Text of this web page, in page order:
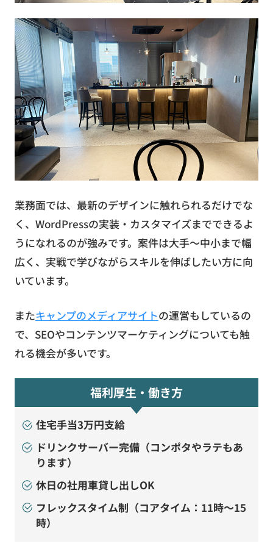
業務面では、最新のデザインに触れられるだけでな
く、WordPressの実装・カスタマイズまでできるよ
うになれるのが強みです。案件は大手〜中小まで幅
広く、実戦で学びながらスキルを伸ばしたい方に向
いています。
またキャンプのメディアサイトの運営もしているの
で、SEOやコンテンツマーケティングについても触
れる機会が多いです。
福利厚生・働き方
住宅手当3万円支給
ドリンクサーバー完備（コンポタやラテもあ
ります）
休日の社用車貸し出しOK
フレックスタイム制（コアタイム：11時〜15
時）